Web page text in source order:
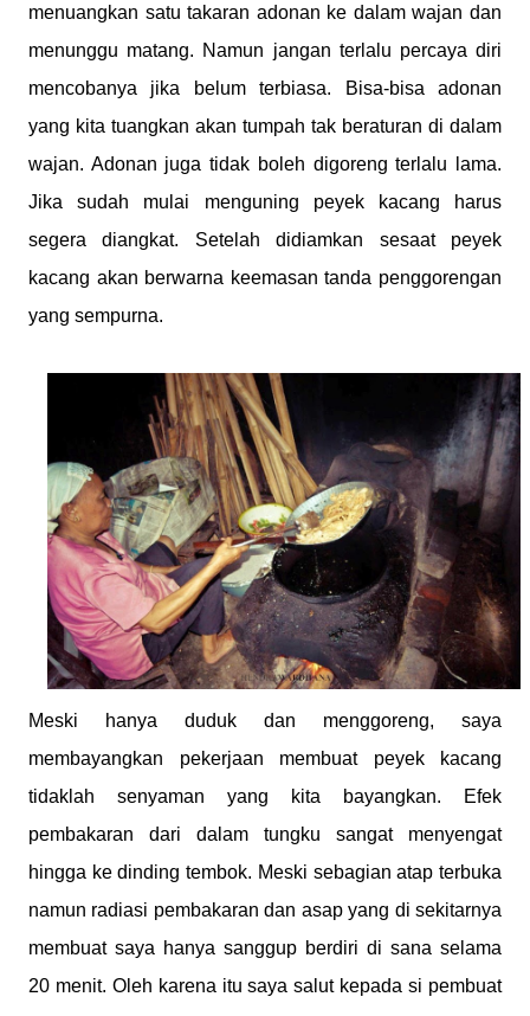
menuangkan satu takaran adonan ke dalam wajan dan
menunggu matang. Namun jangan terlalu percaya diri
mencobanya jika belum terbiasa. Bisa-bisa adonan
yang kita tuangkan akan tumpah tak beraturan di dalam
wajan. Adonan juga tidak boleh digoreng terlalu lama.
Jika sudah mulai menguning peyek kacang harus
segera diangkat. Setelah didiamkan sesaat peyek
kacang akan berwarna keemasan tanda penggorengan
yang sempurna.
Meski hanya duduk dan menggoreng, saya
membayangkan pekerjaan membuat peyek kacang
tidaklah senyaman yang kita bayangkan. Efek
pembakaran dari dalam tungku sangat menyengat
hingga ke dinding tembok. Meski sebagian atap terbuka
namun radiasi pembakaran dan asap yang di sekitarnya
membuat saya hanya sanggup berdiri di sana selama
20 menit. Oleh karena itu saya salut kepada si pembuat